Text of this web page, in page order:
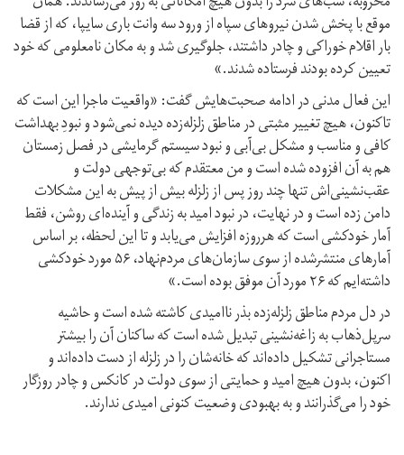
موقع با پخش شدن نیروهای سپاه از ورود سه وانت‌ باری سایپا، که از قضا
بار اقلام خوراکی و چادر داشتند، جلوگیری شد و به مکان نامعلومی که خود
تعیین کرده بودند فرستاده شدند.»
این فعال مدنی در ادامه صحبت‌هایش گفت: «واقعیت ماجرا این است که
تاکنون، هیچ تغییر مثبتی در مناطق زلزله‌زده دیده نمی‌شود و نبودِ بهداشت
کافی و مناسب و مشکل بی‌آبی و نبود سیستم گرمایشی در فصل زمستان
هم به آن افزوده شده است و من معتقدم که بی‌توجهی دولت و
عقب‌نشینی‌اش تنها چند روز پس از زلزله بیش از پیش به این مشکلات
دامن زده است و در نهایت، در نبود امید به زندگی و آینده‌ای روشن، فقط
آمار خودکشی است که هر‌روزه افزایش می‌یابد و تا این لحظه، بر اساس
آمارهای منتشر‌شده از سوی سازمان‌های مردم‌نهاد، ۵۶ مورد خودکشی
دا‌شته‌ایم که ۲۶ مورد آن موفق بوده است.»
در دل مردم مناطق زلزله‌زده بذر ناامیدی کاشته شده است و حاشیه
سرپل‌ذهاب به زاغه‌نشینی تبدیل شده است که ساکنان آن را بیشتر
مستاجرانی تشکیل داده‌اند که خانه‌شان را در زلزله از دست داده‌اند و
اکنون، بدون هیچ امید و حمایتی از سوی دولت در کانکس‌ و چادر روزگار
خود را می‌گذرانند و به بهبودی وضعیت کنونی امیدی ندارند.